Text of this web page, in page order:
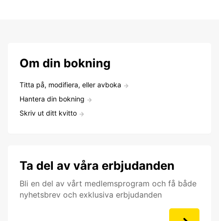
Om din bokning
Titta på, modifiera, eller avboka
Hantera din bokning
Skriv ut ditt kvitto
Ta del av våra erbjudanden
Bli en del av vårt medlemsprogram och få både
nyhetsbrev och exklusiva erbjudanden